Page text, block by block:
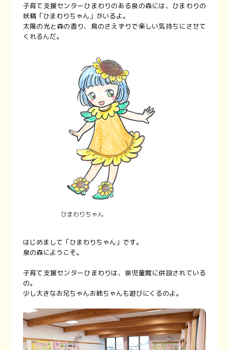
子育て支援センターひまわりのある泉の森には、ひまわりの
妖精「ひまわりちゃん」がいるよ。
太陽の光と森の香り、鳥のさえずりで楽しい気持ちにさせて
くれるんだ。
ひまわりちゃん
はじめまして「ひまわりちゃん」です。
泉の森にようこそ。
子育て支援センターひまわりは、泉児童館に併設されている
の。
少し大きなお兄ちゃんお姉ちゃんも遊びにくるのよ。